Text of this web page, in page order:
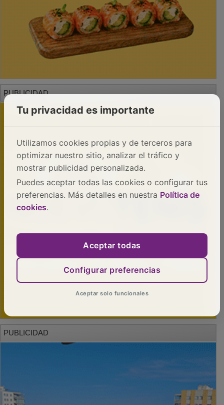
PUBLICIDAD
PUBLICIDAD
Tu privacidad es importante
Utilizamos cookies propias y de terceros para
optimizar nuestro sitio, analizar el tráfico y
mostrar publicidad personalizada.
Puedes aceptar todas las cookies o configurar tus
preferencias. Más detalles en nuestra Política de
cookies.
Aceptar todas
Configurar preferencias
Aceptar solo funcionales